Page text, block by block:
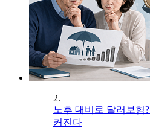
2.
노후 대비로 달러보험
커진다